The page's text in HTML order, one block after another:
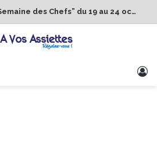
1er Édition de “La Semaine des Chefs” du 19 au 24 octobre 2026